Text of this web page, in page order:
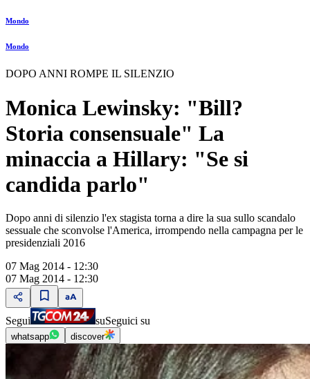
Mondo
Mondo
DOPO ANNI ROMPE IL SILENZIO
Monica Lewinsky: "Bill?
Storia consensuale" La
minaccia a Hillary: "Se si
candida parlo"
Dopo anni di silenzio l'ex stagista torna a dire la sua sullo scandalo
sessuale che sconvolse l'America, irrompendo nella campagna per le
presidenziali 2016
07 Mag 2014 - 12:30
07 Mag 2014 - 12:30
Segui suSeguici su
whatsapp discover